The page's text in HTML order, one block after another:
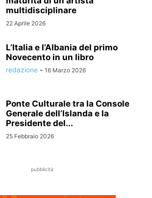
multidisciplinare
22 Aprile 2026
L’Italia e l’Albania del primo
Novecento in un libro
redazione - 16 Marzo 2026
Ponte Culturale tra la Console
Generale dell’Islanda e la
Presidente del...
25 Febbraio 2026
pubblicità